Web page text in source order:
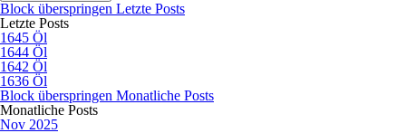
Block überspringen Letzte Posts
Letzte Posts
1645 Öl
1644 Öl
1642 Öl
1636 Öl
Block überspringen Monatliche Posts
Monatliche Posts
Nov 2025